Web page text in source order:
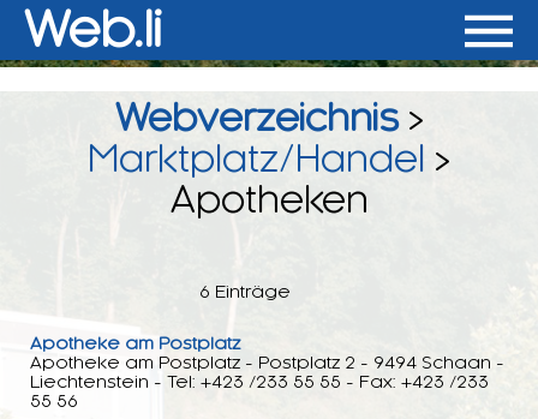
Web.li
Webverzeichnis>
Marktplatz/Handel >
Apotheken
6 Einträge
Apotheke am Postplatz
Apotheke am Postplatz - Postplatz 2 - 9494 Schaan -
Liechtenstein - Tel: +423 /233 55 55 - Fax: +423 /233
55 56